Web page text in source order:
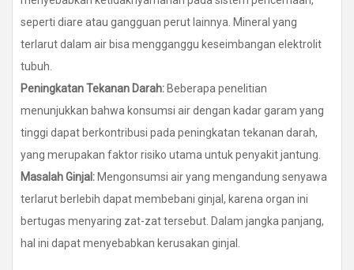
seperti diare atau gangguan perut lainnya. Mineral yang
terlarut dalam air bisa mengganggu keseimbangan elektrolit
tubuh.
Peningkatan Tekanan Darah: Beberapa penelitian
menunjukkan bahwa konsumsi air dengan kadar garam yang
tinggi dapat berkontribusi pada peningkatan tekanan darah,
yang merupakan faktor risiko utama untuk penyakit jantung.
Masalah Ginjal: Mengonsumsi air yang mengandung senyawa
terlarut berlebih dapat membebani ginjal, karena organ ini
bertugas menyaring zat-zat tersebut. Dalam jangka panjang,
hal ini dapat menyebabkan kerusakan ginjal.